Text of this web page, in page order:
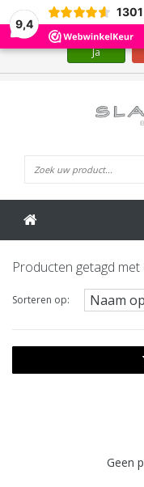
9,4
1301
Producten getagd
Sorteren op:
Geen
Wij slaan cookies op om
Ja